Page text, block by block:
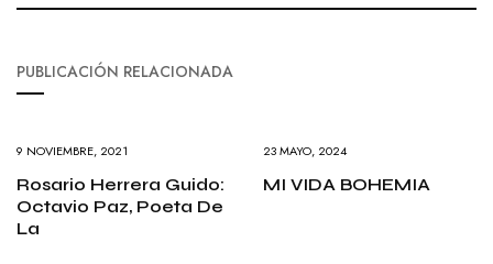
PUBLICACIÓN RELACIONADA
9 NOVIEMBRE, 2021
Rosario Herrera Guido:
Octavio Paz, Poeta De
La
23 MAYO, 2024
MI VIDA BOHEMIA